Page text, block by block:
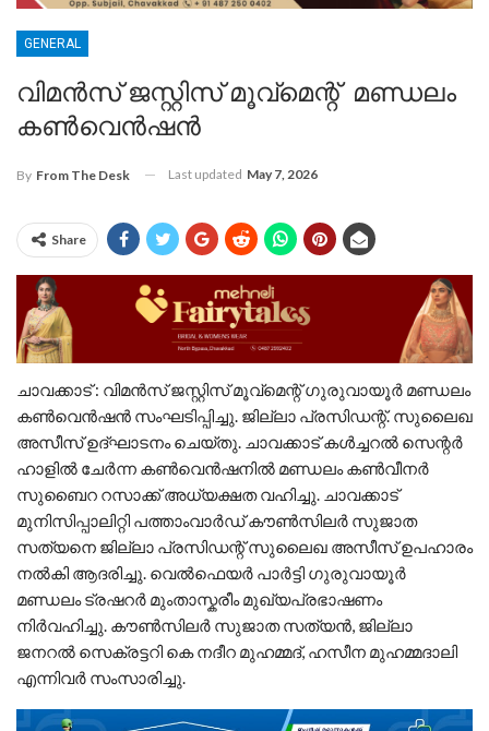
GENERAL
വിമൻസ് ജസ്റ്റിസ് മൂവ്മെന്റ് മണ്ഡലം
കൺവെൻഷൻ
By From The Desk Last updated May 7, 2026
Share
ചാവക്കാട് : വിമൻസ് ജസ്റ്റിസ് മൂവ്മെന്റ് ഗുരുവായൂർ മണ്ഡലം
കൺവെൻഷൻ സംഘടിപ്പിച്ചു. ജില്ലാ പ്രസിഡന്റ്. സുലൈഖ
അസീസ് ഉദ്ഘാടനം ചെയ്‌തു. ചാവക്കാട് കൾച്ചറൽ സെന്റർ
ഹാളിൽ ചേർന്ന കൺവെൻഷനിൽ മണ്ഡലം കൺവീനർ
സുബൈറ റസാക്ക് അധ്യക്ഷത വഹിച്ചു. ചാവക്കാട്
മുനിസിപ്പാലിറ്റി പത്താംവാർഡ് കൗൺസിലർ സുജാത
സത്യനെ ജില്ലാ പ്രസിഡന്റ് സുലൈഖ അസീസ് ഉപഹാരം
നൽകി ആദരിച്ചു. വെൽഫെയർ പാർട്ടി ഗുരുവായൂർ
മണ്ഡലം ട്രഷറർ മുംതാസ്കരീം മുഖ്യപ്രഭാഷണം
നിർവഹിച്ചു. കൗൺസിലർ സുജാത സത്യൻ, ജില്ലാ
ജനറൽ സെക്രട്ടറി കെ നദീറ മുഹമ്മദ്‌, ഹസീന മുഹമ്മദാലി
എന്നിവർ സംസാരിച്ചു.